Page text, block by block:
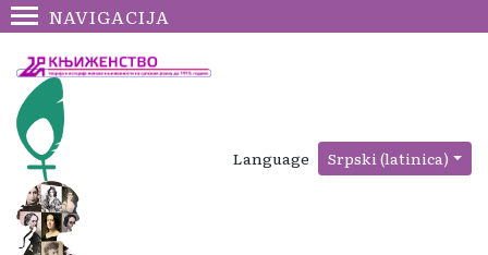
NAVIGACIJA
Language Srpski (latinica)